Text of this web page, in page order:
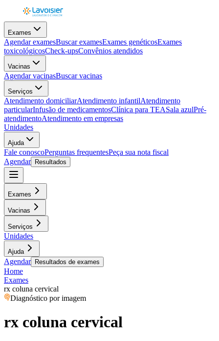
Exames
Agendar examesBuscar examesExames genéticosExames
toxicológicosCheck-upsConvênios atendidos
Vacinas
Agendar vacinasBuscar vacinas
Serviços
Atendimento domiciliarAtendimento infantilAtendimento
particularInfusão de medicamentosClínica para TEASala azulPré-
atendimentoAtendimento em empresas
Unidades
Ajuda
Fale conoscoPerguntas frequentesPeça sua nota fiscal
Agendar
Resultados
Exames
Vacinas
Serviços
Unidades
Ajuda
Agendar Resultados de exames
Home
Exames
rx coluna cervical
Diagnóstico por imagem
rx coluna cervical